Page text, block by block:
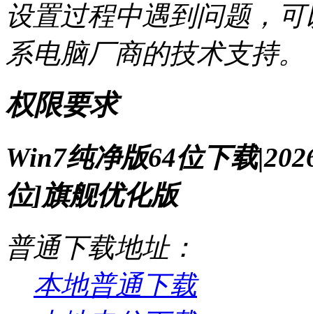
设置过程中遇到问题，
系电脑厂商的技术支持。
权限要求
Win7纯净版64位下载
位]旗舰优化版
普通下载地址：
本地普通下载